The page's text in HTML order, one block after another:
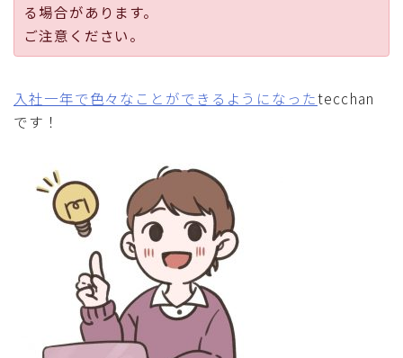
る場合があります。
ご注意ください。
入社一年で色々なことができるようになったtecchan
です！